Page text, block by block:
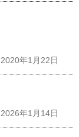
2020年1月22日
2026年1月14日